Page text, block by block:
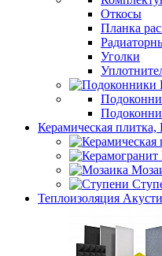
Откосы
Планка
Уголки
Керамическая
Теплоизоляция